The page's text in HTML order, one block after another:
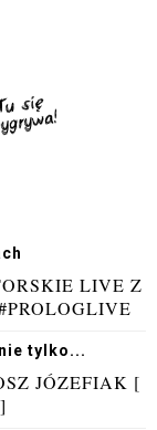
LIVE Z
tylko...
JÓZEFIAK [